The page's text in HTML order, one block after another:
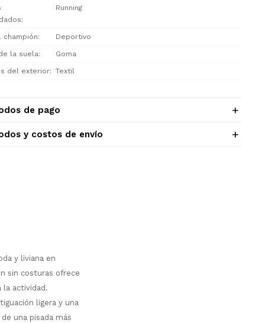
Running
champión Deportivo
la suela Goma
del exterior Textil
de pago
y costos de envío
y liviana en
sin costuras ofrece
la actividad.
ligera y una
una pisada más